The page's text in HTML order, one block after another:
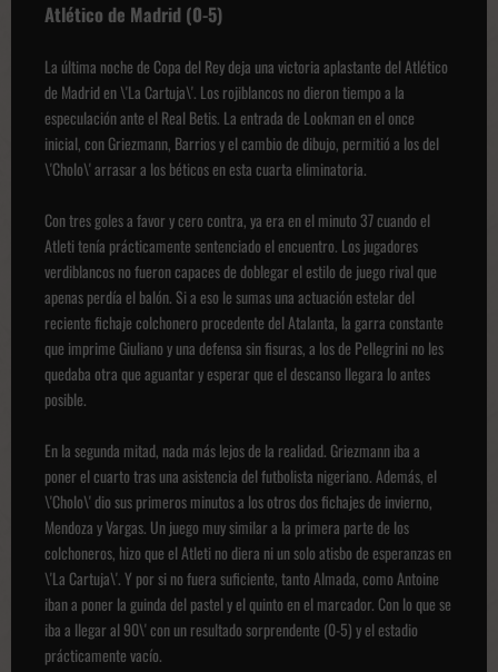
Atlético de Madrid (0-5)
La última noche de Copa del Rey deja una victoria aplastante del Atlético
de Madrid en \'La Cartuja\'. Los rojiblancos no dieron tiempo a la
especulación ante el Real Betis. La entrada de Lookman en el once
inicial, con Griezmann, Barrios y el cambio de dibujo, permitió a los del
\'Cholo\' arrasar a los béticos en esta cuarta eliminatoria.
Con tres goles a favor y cero contra, ya era en el minuto 37 cuando el
Atleti tenía prácticamente sentenciado el encuentro. Los jugadores
verdiblancos no fueron capaces de doblegar el estilo de juego rival que
apenas perdía el balón. Si a eso le sumas una actuación estelar del
reciente fichaje colchonero procedente del Atalanta, la garra constante
que imprime Giuliano y una defensa sin fisuras, a los de Pellegrini no les
quedaba otra que aguantar y esperar que el descanso llegara lo antes
posible.
En la segunda mitad, nada más lejos de la realidad. Griezmann iba a
poner el cuarto tras una asistencia del futbolista nigeriano. Además, el
\'Cholo\' dio sus primeros minutos a los otros dos fichajes de invierno,
Mendoza y Vargas. Un juego muy similar a la primera parte de los
colchoneros, hizo que el Atleti no diera ni un solo atisbo de esperanzas en
\'La Cartuja\'. Y por si no fuera suficiente, tanto Almada, como Antoine
iban a poner la guinda del pastel y el quinto en el marcador. Con lo que se
iba a llegar al 90\' con un resultado sorprendente (0-5) y el estadio
prácticamente vacío.